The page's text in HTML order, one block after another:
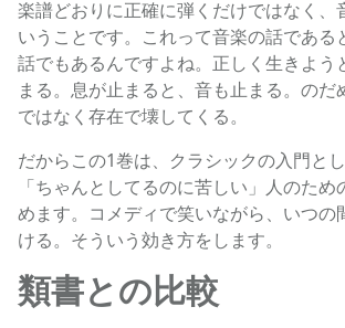
楽譜どおりに正確に弾くだけではなく、
いうことです。これって音楽の話である
話でもあるんですよね。正しく生きよう
まる。息が止まると、音も止まる。のだ
ではなく存在で壊してくる。
だからこの1巻は、クラシックの入門とし
「ちゃんとしてるのに苦しい」人のた
めます。コメディで笑いながら、いつの
ける。そういう効き方をします。
類書との比較